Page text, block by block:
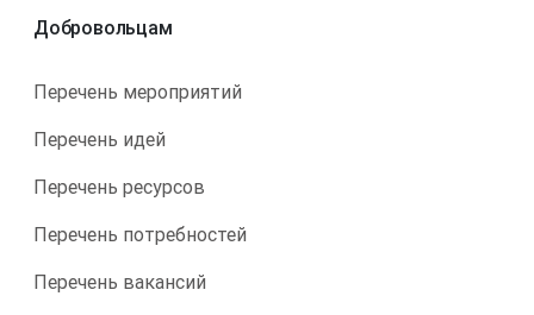
Добровольцам
Перечень мероприятий
Перечень идей
Перечень ресурсов
Перечень потребностей
Перечень вакансий